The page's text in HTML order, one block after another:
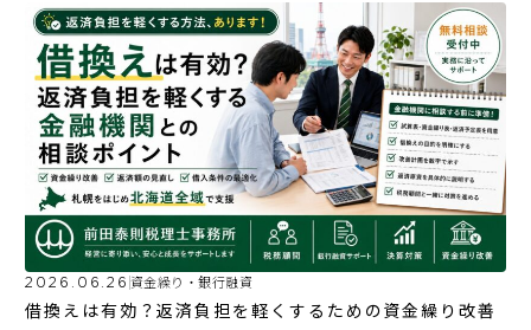
2026.06.26 資金繰り・銀行融資
借換えは有効？返済負担を軽くするための資金繰り改善